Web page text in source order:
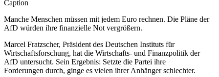
Caption
Manche Menschen müssen mit jedem Euro rechnen. Die Pläne der
AfD würden ihre finanzielle Not vergrößern.
Marcel Fratzscher, Präsident des Deutschen Instituts für
Wirtschaftsforschung, hat die Wirtschafts- und Finanzpolitik der
AfD untersucht. Sein Ergebnis: Setzte die Partei ihre
Forderungen durch, ginge es vielen ihrer Anhänger schlechter.